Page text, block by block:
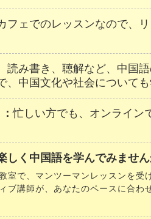
フェでのレッスンなので、
読み書き、聴解など、中国
中国文化や社会についても
忙しい方でも、オンライン
しく中国語を学んでみませ
室で、マンツーマンレッスンを受
ブ講師が、あなたのペースに合わ